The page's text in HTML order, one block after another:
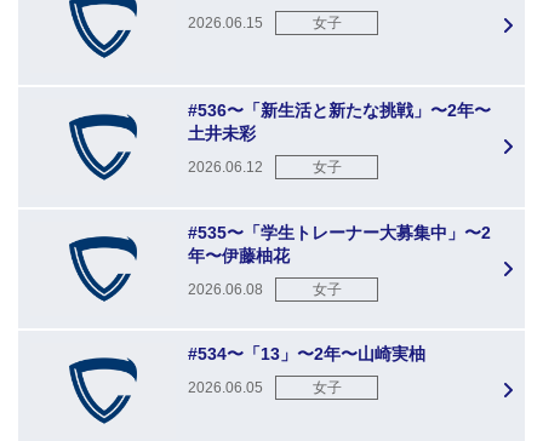
2026.06.15 女子
#536〜「新生活と新たな挑戦」〜2年〜
土井未彩
2026.06.12 女子
#535〜「学生トレーナー大募集中」〜2
年〜伊藤柚花
2026.06.08 女子
#534〜「13」〜2年〜山崎実柚
2026.06.05 女子